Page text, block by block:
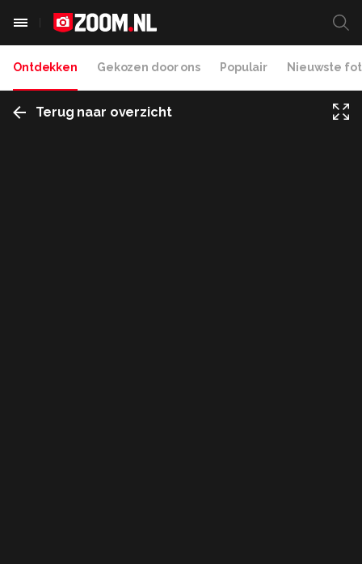
Ontdekken Gekozen door ons Populair Nieuwste
Terug naar overzicht